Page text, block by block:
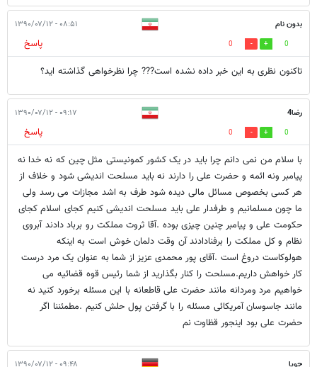
بدون نام ۰۸:۵۱ - ۱۳۹۰/۰۷/۱۲
0
0
پاسخ
تاکنون نظری به این خبر داده نشده است??? چرا نظرخواهی گذاشته اید؟
رضا4 ۰۹:۱۷ - ۱۳۹۰/۰۷/۱۲
0
0
پاسخ
با سلام من نمی دانم چرا باید در یک کشور کمونیستی مثل چین که نه خدا نه
پیامبر ونه ائمه و حضرت علی را دارند نه باید مسلحت اندیشی شود و خلاف از
هر کسی بخصوص مسائل مالی دیده شود طرف به اشد مجازات می رسد ولی
ما چون مسلمانیم و طرفدار علی باید مسلحت اندیشی کنیم کجای اسلام کجای
حکومت علی و پیامبر چنین چیزی بوده .آقا ثروت مملکت رو برباد دادند آبروی
نظام و کل مملکت را برفنادادند آن وقت دلمان خوش است به اینکه
هولوکاست دروغ است .آقای پور محمدی عزیز از شما به عنوان یک مرد درست
کار خواهش داریم.مسلحت را کنار بگذارید از شما رئیس قوه قضائیه می
خواهیم مرد ومردانه مانند حضرت علی قاطعانه با این مسئله برخورد کنید نه
مانند جاسوسان آمریکائی مسئله را با گرفتن پول حلش کنیم .مطمئننا اگر
حضرت علی بود اینجور قظاوت نم
جویا ۰۹:۴۸ - ۱۳۹۰/۰۷/۱۲